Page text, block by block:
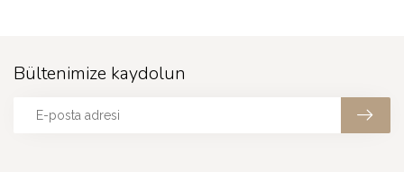
Bültenimize kaydolun